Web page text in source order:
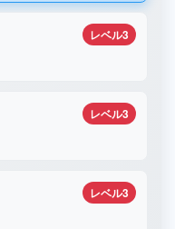
レベル3
レベル3
レベル3